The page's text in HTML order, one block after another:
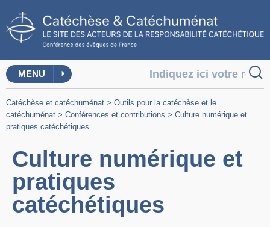
MENU
Catéchèse et catéchuménat > Outils pour la catéchèse et le
catéchuménat > Conférences et contributions > Culture numérique et
pratiques catéchétiques
Culture numérique et
pratiques
catéchétiques